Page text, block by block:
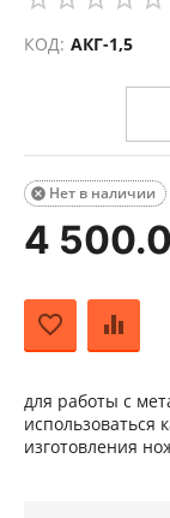
КОД: АКГ-1,5
Нет в наличии

4
для работы с
использоваться
изготовления